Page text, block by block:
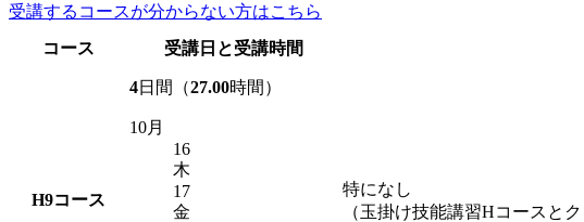
受講するコースが分からない方はこちら
コース
受講日と受講時間
H9コース
4日間（27.00時間）
10月
16
木
17
金
特になし
（玉掛け技能講習Hコースと